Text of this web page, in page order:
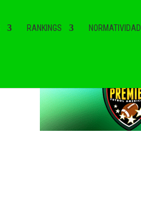
RANKINGS NORMATIVIDAD